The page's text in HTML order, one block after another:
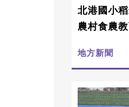
北港國小
農村食農
地方新聞